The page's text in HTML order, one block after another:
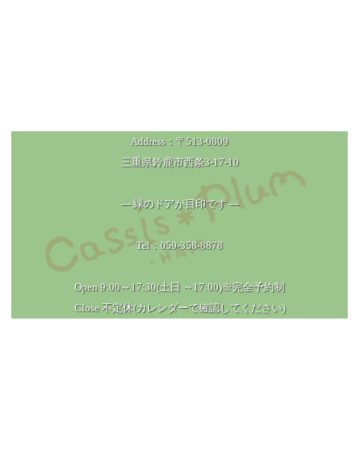
Address：〒513-0809
三重県鈴鹿市西条3-17-10
--- 緑のドアが目印です ---
Tel：059-358-8878
Open 9:00～17:30(土日 ～17:00)※完全予約制
Close 不定休(カレンダーで確認してください)